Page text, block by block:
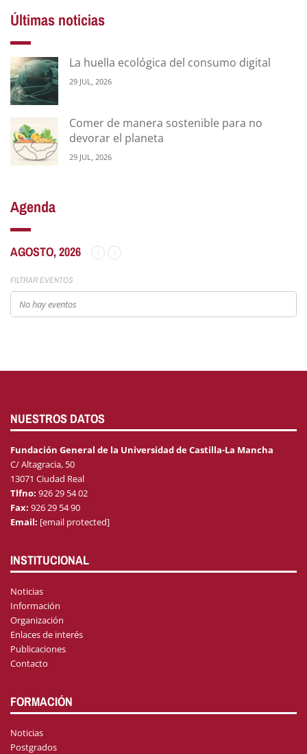
entradas
Últimas noticias
La huella ecológica del consumo digital
29 JUL, 2026
Comer de manera sostenible para no
devorar el planeta
29 JUL, 2026
Agenda
AGOSTO, 2026
FILTRAR EVENTOS
No hay eventos
NUESTROS DATOS
Fundación General de la Universidad de Castilla-La Mancha
C/ Altagracia, 50
13071 Ciudad Real
Tlfno: 926 29 54 02
Fax: 926 29 54 90
Email: [email protected]
INSTITUCIONAL
Noticias
Información
Organización
Enlaces de interés
Publicaciones
Contacto
FORMACIÓN
Noticias
Postgrados